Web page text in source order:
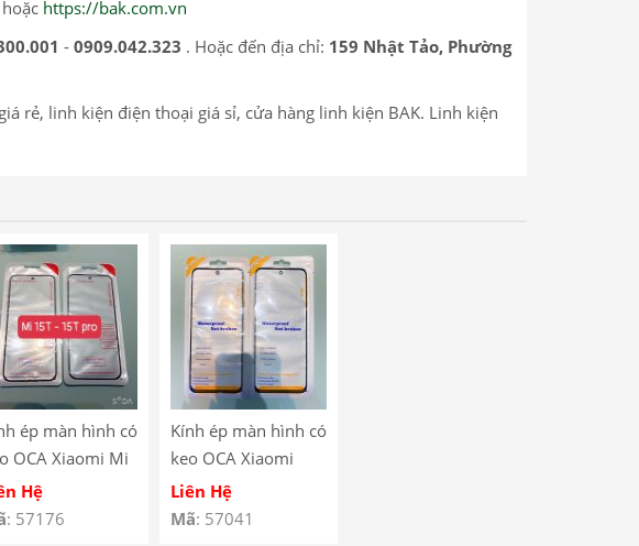
hoặc https://bak.com.vn
- 0909.042.323 . Hoặc đến địa chỉ: 159 Nhật Tảo, Phường
rẻ, linh kiện điện thoại giá sỉ, cửa hàng linh kiện BAK. Linh kiện
ép màn hình có
OCA Xiaomi Mi
Hệ
: 57176
Kính ép màn hình có
keo OCA Xiaomi
Redmi 12
Liên Hệ
Mã: 57041